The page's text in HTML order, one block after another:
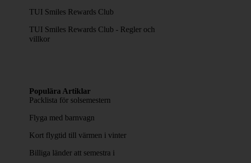
TUI Smiles Rewards Club
TUI Smiles Rewards Club - Regler och
villkor
Populära Artiklar
Packlista för solsemestern
Flyga med barnvagn
Kort flygtid till värmen i vinter
Billiga länder att semestra i